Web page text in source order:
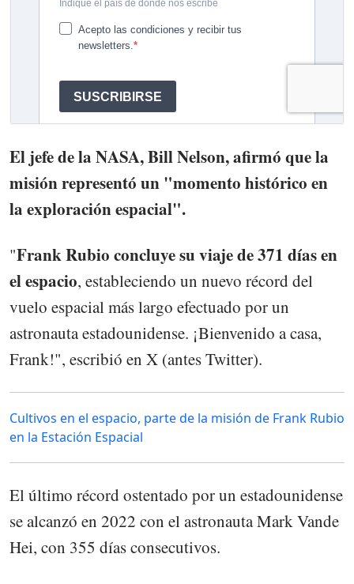
El jefe de la NASA, Bill Nelson, afirmó que la
misión representó un "momento histórico en
la exploración espacial".
"Frank Rubio concluye su viaje de 371 días en
el espacio, estableciendo un nuevo récord del
vuelo espacial más largo efectuado por un
astronauta estadounidense. ¡Bienvenido a casa,
Frank!", escribió en X (antes Twitter).
Cultivos en el espacio, parte de la misión de Frank Rubio
en la Estación Espacial
El último récord ostentado por un estadounidense
se alcanzó en 2022 con el astronauta Mark Vande
Hei, con 355 días consecutivos.